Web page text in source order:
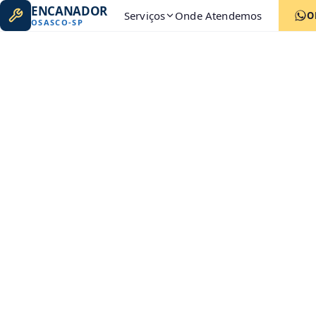
ENCANADOR
OSASCO-SP Serviços Onde Atendemos